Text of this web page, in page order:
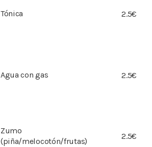
Tónica 2.5€
Agua con gas 2.5€
Zumo
(piña/melocotón/frutas)
2.5€